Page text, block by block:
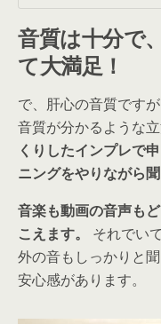
音質は十分で
て大満足！
で、肝心の音質です
音質が分かるような
くりしたインプレで
ニングをやりながら
音楽も動画の音声も
こえます。
それでい
外の音もしっかりと
安心感があります。